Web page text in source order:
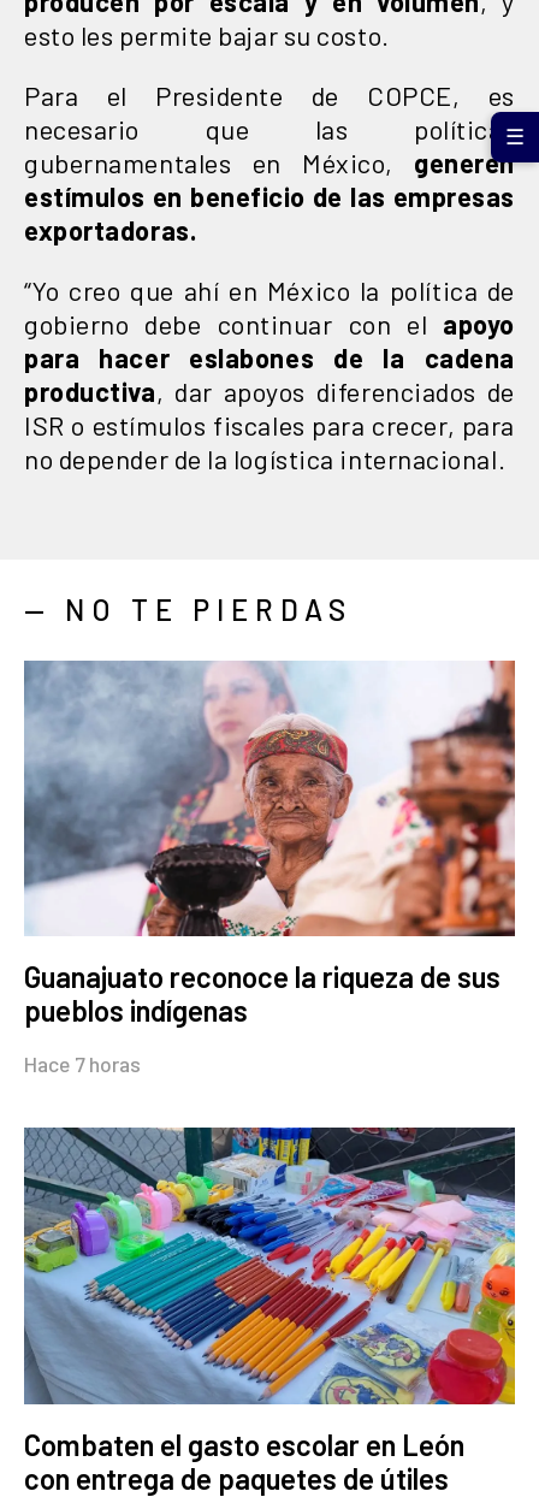
esto les permite bajar su costo.
Para el Presidente de COPCE, es
necesario que las políticas
gubernamentales en México, generen
estímulos en beneficio de las empresas
exportadoras.
“Yo creo que ahí en México la política de
gobierno debe continuar con el apoyo
para hacer eslabones de la cadena
productiva, dar apoyos diferenciados de
ISR o estímulos fiscales para crecer, para
no depender de la logística internacional.
— NO TE PIERDAS
Guanajuato reconoce la riqueza de sus
pueblos indígenas
Hace 7 horas
Combaten el gasto escolar en León
con entrega de paquetes de útiles
☰